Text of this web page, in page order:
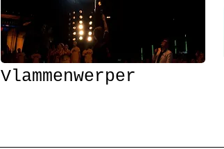
Vlammenwerper